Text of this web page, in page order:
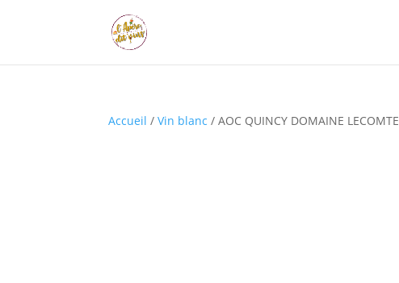
Accueil /Vin blanc / AOC QUINCY DOMAINE LECOMTE